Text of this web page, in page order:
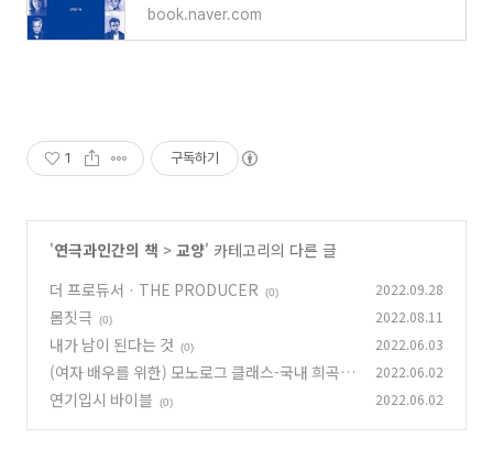
book.naver.com
1 구독하기
'연극과인간의 책 > 교양' 카테고리의 다른 글
더 프로듀서 · THE PRODUCER
(0) 2022.09.28
몸짓극 (0) 2022.08.11
내가 남이 된다는 것 (0) 2022.06.03
(여자 배우를 위한) 모노로그 클래스-국내 희곡편
2 (0)
2022.06.02
연기입시 바이블 (0) 2022.06.02